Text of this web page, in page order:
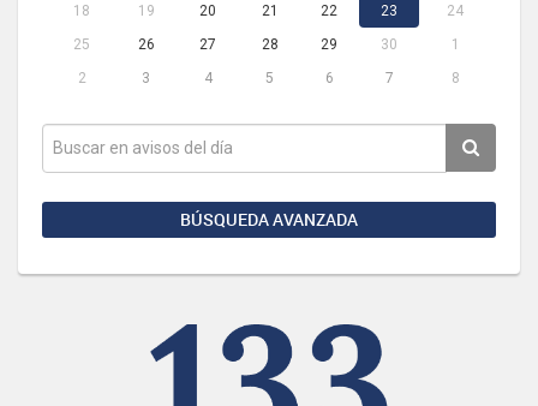
18
19 20 21 22 23
24
25
26 27 28 29 30
1
2
3 4 5 6 7 8
BÚSQUEDA AVANZADA